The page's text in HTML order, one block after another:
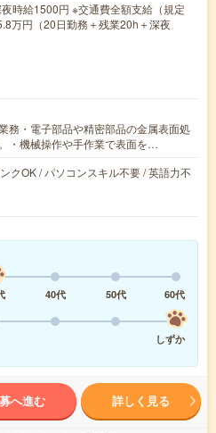
時給1500円 ※交通費全額支給（規定
万円（20日勤務＋残業20h＋深夜
務・電子部品や精密部品の金属表面処
・機械操作や手作業で表面を…
クOK / パソコンスキル不要 / 英語力不
40代 50代
60代
しずか
へ進む 詳しく見る